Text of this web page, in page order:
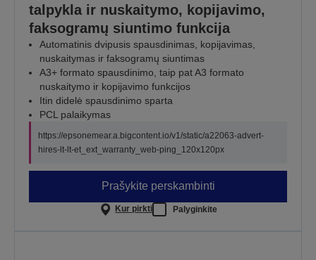
talpykla ir nuskaitymo, kopijavimo,
faksogramų siuntimo funkcija
Automatinis dvipusis spausdinimas, kopijavimas,
nuskaitymas ir faksogramų siuntimas
A3+ formato spausdinimo, taip pat A3 formato
nuskaitymo ir kopijavimo funkcijos
Itin didelė spausdinimo sparta
PCL palaikymas
https://epsonemear.a.bigcontent.io/v1/static/a22063-advert-
hires-lt-lt-et_ext_warranty_web-ping_120x120px
Prašykite perskambinti
Kur pirkti Palyginkite